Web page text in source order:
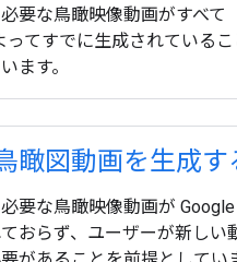
要な鳥瞰映像動画がすべて
ってすでに生成されているこ
ます。
瞰図動画を生成す
要な鳥瞰映像動画が
おらず、ユーザーが新しい